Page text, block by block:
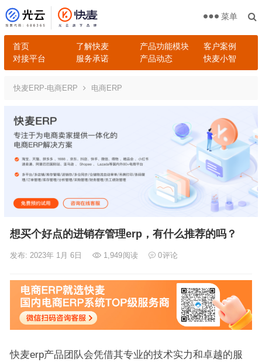
首页 了解快麦 产品功能模块
客户案例
对接平台
服务承诺 产品动态 快麦小智
菜单
快麦ERP-电商ERP 电商ERP
想买个好点的进销存管理erp，有什么推荐的吗？
发布: 2023年 1月 6日 1,949阅读 0评论
快麦erp产品团队会凭借其专业的技术实力和卓越的服